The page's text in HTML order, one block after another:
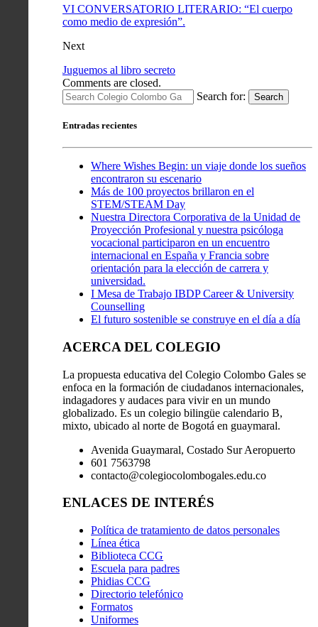
VI CONVERSATORIO LITERARIO: “El cuerpo
como medio de expresión”.
Next
Juguemos al libro secreto
Comments are closed.
Search for:
Search
Entradas recientes
Where Wishes Begin: un viaje donde los sueños
encontraron su escenario
Más de 100 proyectos brillaron en el
STEM/STEAM Day
Nuestra Directora Corporativa de la Unidad de
Proyección Profesional y nuestra psicóloga
vocacional participaron en un encuentro
internacional en España y Francia sobre
orientación para la elección de carrera y
universidad.
I Mesa de Trabajo IBDP Career & University
Counselling
El futuro sostenible se construye en el día a día
ACERCA DEL COLEGIO
La propuesta educativa del Colegio Colombo Gales se
enfoca en la formación de ciudadanos internacionales,
indagadores y audaces para vivir en un mundo
globalizado. Es un colegio bilingüe calendario B,
mixto, ubicado al norte de Bogotá en guaymaral.
Avenida Guaymaral, Costado Sur Aeropuerto
601 7563798
contacto@colegiocolombogales.edu.co
ENLACES DE INTERÉS
Política de tratamiento de datos personales
Línea ética
Biblioteca CCG
Escuela para padres
Phidias CCG
Directorio telefónico
Formatos
Uniformes